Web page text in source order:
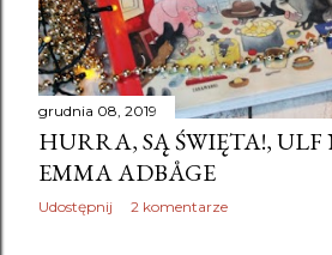
grudnia 08, 2019
HURRA, SĄ ŚWIĘTA!, ULF
EMMA ADBÅGE
Udostępnij 2 komentarze